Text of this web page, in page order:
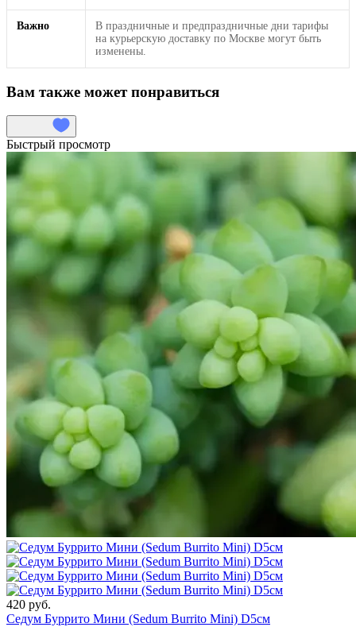
Важно
В праздничные и предпраздничные дни тарифы
на курьерскую доставку по Москве могут быть
изменены.
Вам также может понравиться
Быстрый просмотр
420 руб.
Седум Буррито Мини (Sedum Burrito Mini) D5см